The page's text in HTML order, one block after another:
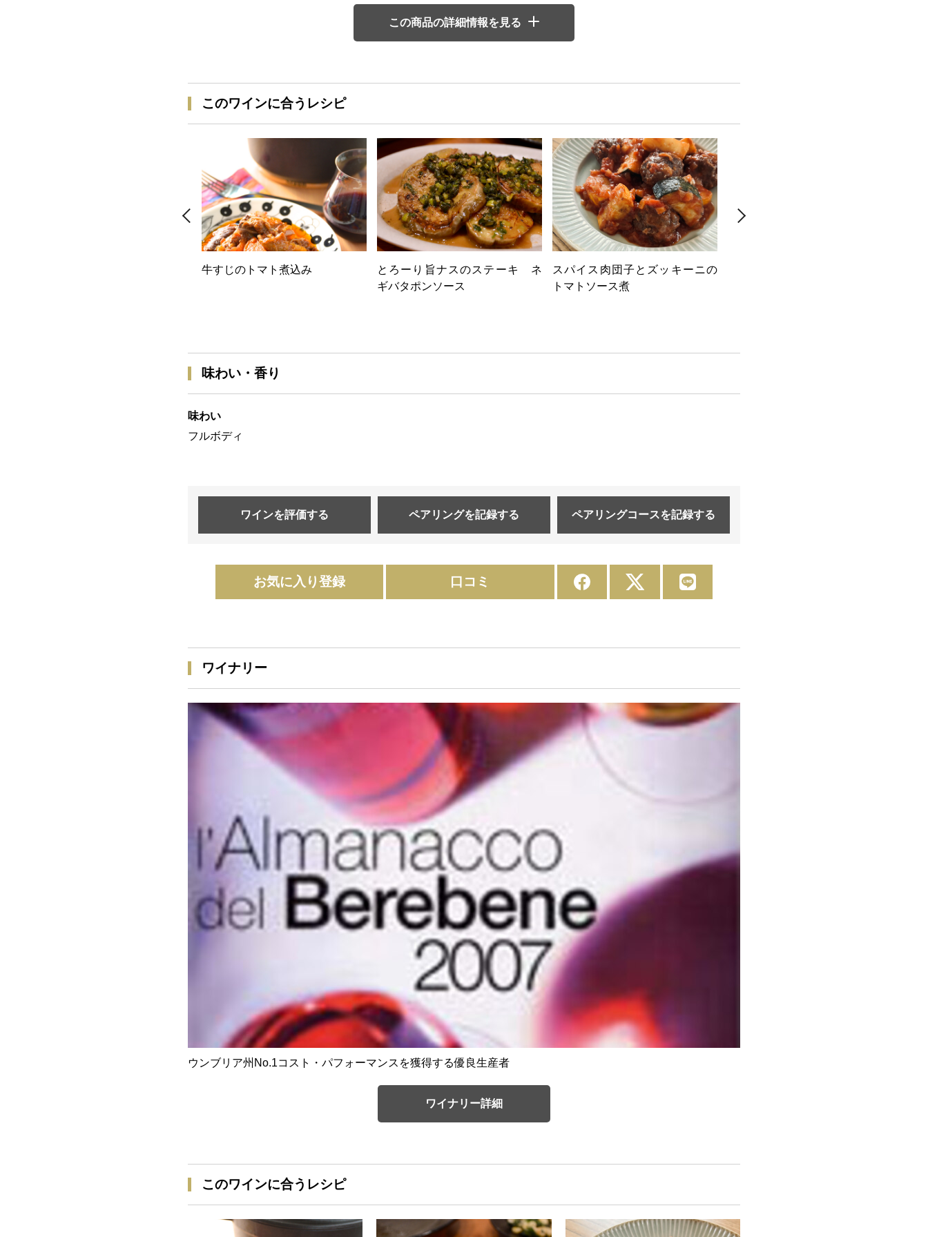
この商品の詳細情報を見る
このワインに合うレシピ
牛すじのトマト煮込み
とろーり旨ナスのステーキ ネ
ギバタポンソース
スパイス肉団子とズッキーニの
トマトソース煮
味わい・香り
味わい
フルボディ
ワインを評価する ペアリングを記録する ペアリングコースを記録する
お気に入り登録 口コミ
ワイナリー
ウンブリア州No.1コスト・パフォーマンスを獲得する優良生産者
ワイナリー詳細
このワインに合うレシピ